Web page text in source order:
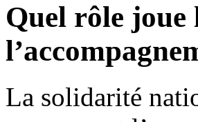
Quel rôle joue
La solidarité